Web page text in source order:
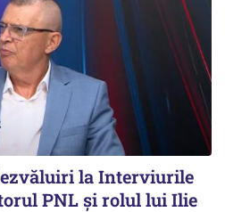
la Interviurile
PNL și rolul lui Ilie